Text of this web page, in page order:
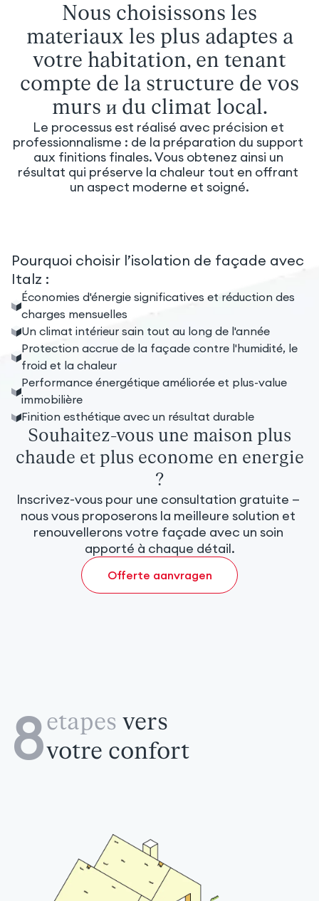
Nous choisissons les
matériaux les plus adaptés à
votre habitation, en tenant
compte de la structure de vos
murs и du climat local.
Le processus est réalisé avec précision et
professionnalisme : de la préparation du support
aux finitions finales. Vous obtenez ainsi un
résultat qui préserve la chaleur tout en offrant
un aspect moderne et soigné.
Pourquoi choisir l’isolation de façade avec
Italz :
Économies d'énergie significatives et réduction des
charges mensuelles
Un climat intérieur sain tout au long de l'année
Protection accrue de la façade contre l'humidité, le
froid et la chaleur
Performance énergétique améliorée et plus-value
immobilière
Finition esthétique avec un résultat durable
Souhaitez-vous une maison plus
chaude et plus économe en énergie
?
Inscrivez-vous pour une consultation gratuite —
nous vous proposerons la meilleure solution et
renouvellerons votre façade avec un soin
apporté à chaque détail.
Offerte aanvragen
8etapes vers
votre confort